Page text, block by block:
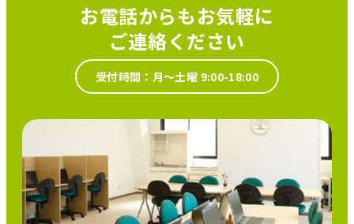
お電話からもお気軽に
ご連絡ください
受付時間：月～土曜 9:00-18:00